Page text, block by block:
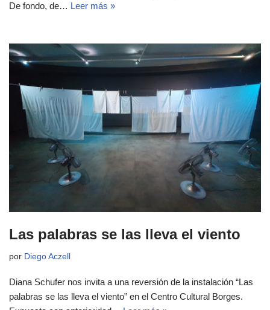
De fondo, de… Leer más »
Las palabras se las lleva el viento
por Diego Aczell
Diana Schufer nos invita a una reversión de la instalación “Las
palabras se las lleva el viento” en el Centro Cultural Borges.